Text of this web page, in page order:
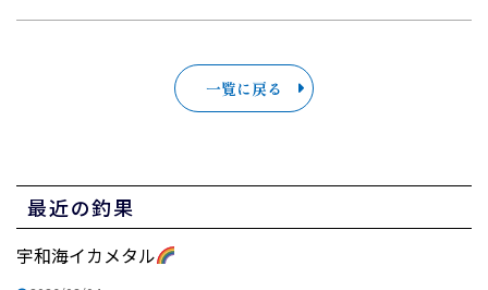
一覧に戻る
最近の釣果
宇和海イカメタル